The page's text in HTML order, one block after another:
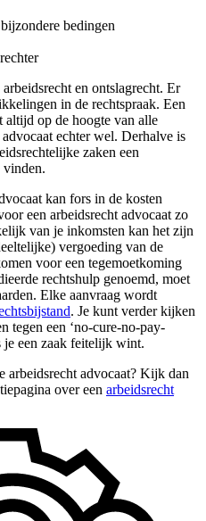
bedingen
en ontslagrecht. Er
in de rechtspraak. Een
altijd op de hoogte van alle
echter wel. Derhalve is
zaken een
vinden.
kan fors in de kosten
een arbeidsrecht advocaat zo
van je inkomsten kan het zijn
vergoeding van de
voor een tegemoetkoming
rechtshulp genoemd, moet
Elke aanvraag wordt
. Je kunt verder kijken
tegen een ‘no-cure-no-pay-
je een zaak feitelijk wint.
arbeidsrecht advocaat? Kijk dan
over een arbeidsrecht